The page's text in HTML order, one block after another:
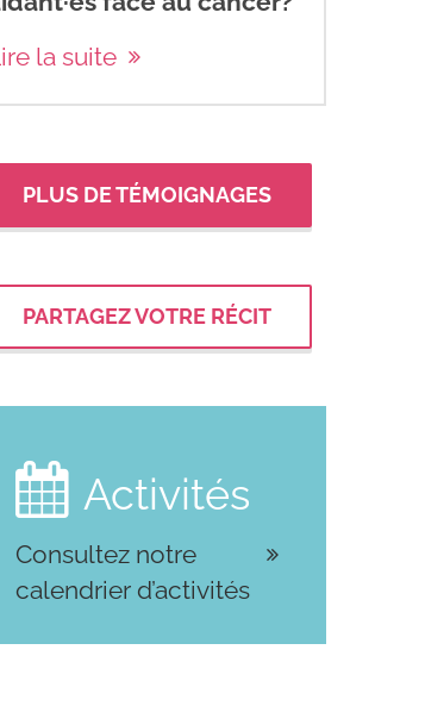
la suite
PLUS DE TÉMOIGNAGES
PARTAGEZ VOTRE RÉCIT
 Activités
Consultez notre
calendrier d’activités